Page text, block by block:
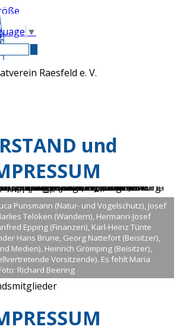
▼
und
Punsmann (Natur- und Vogelschutz), Josef
Telöken (Wandern), Hermann-Josef
Epping (Finanzen), Karl-Heinz Tünte
Hans Brune, Georg Nattefort (Beisitzer),
Medien), Heinrich Grömping (Beisitzer),
Vorsitzende). Es fehlt Maria
Richard Beering